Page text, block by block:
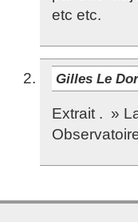
etc etc.
Gilles Le
Extrait . »